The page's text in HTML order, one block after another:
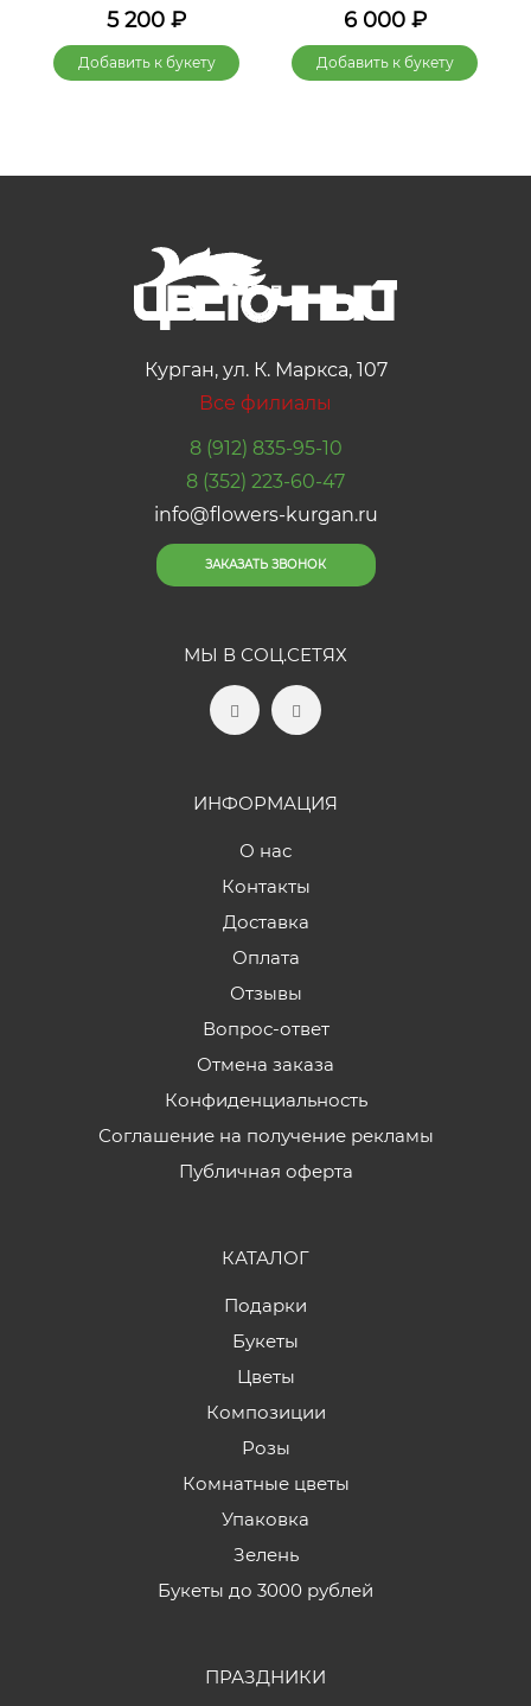
5 200 ₽
Добавить к букету
6 000₽
Добавить к букету
Курган, ул. К. Маркса, 107
Все филиалы
8 (912) 835-95-10
8 (352) 223-60-47
info@flowers-kurgan.ru
ЗАКАЗАТЬ ЗВОНОК
МЫ В СОЦ.СЕТЯХ
ИНФОРМАЦИЯ
О нас
Контакты
Доставка
Оплата
Отзывы
Вопрос-ответ
Отмена заказа
Конфиденциальность
Соглашение на получение рекламы
Публичная оферта
КАТАЛОГ
Подарки
Букеты
Цветы
Композиции
Розы
Комнатные цветы
Упаковка
Зелень
Букеты до 3000 рублей
ПРАЗДНИКИ